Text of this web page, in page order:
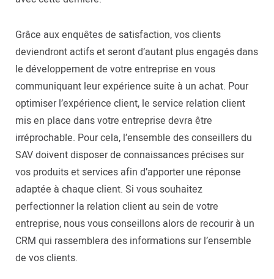
Grâce aux enquêtes de satisfaction, vos clients
deviendront actifs et seront d’autant plus engagés dans
le développement de votre entreprise en vous
communiquant leur expérience suite à un achat. Pour
optimiser l’expérience client, le service relation client
mis en place dans votre entreprise devra être
irréprochable. Pour cela, l’ensemble des conseillers du
SAV doivent disposer de connaissances précises sur
vos produits et services afin d’apporter une réponse
adaptée à chaque client. Si vous souhaitez
perfectionner la relation client au sein de votre
entreprise, nous vous conseillons alors de recourir à un
CRM qui rassemblera des informations sur l’ensemble
de vos clients.